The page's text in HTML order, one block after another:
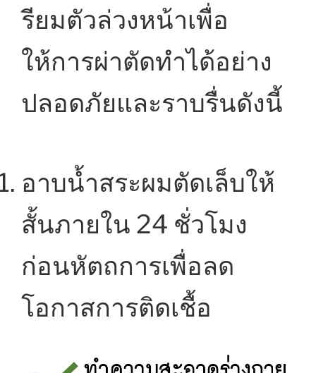
รียมตัวล่วงหน้าเพื่อ
ให้การผ่าตัดทำได้อย่าง
ปลอดภัยและราบรื่นดังนี้
อาบน้ำสระผมตัดเล็บให้
สั้นภายใน 24 ชั่วโมง
ก่อนหัตถการเพื่อลด
โอกาสการติดเชื้อ